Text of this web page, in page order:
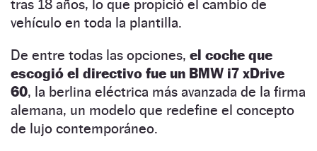
tras 18 años, lo que propició el cambio de
vehículo en toda la plantilla.
De entre todas las opciones, el coche que
escogió el directivo fue un BMW i7 xDrive
60, la berlina eléctrica más avanzada de la firma
alemana, un modelo que redefine el concepto
de lujo contemporáneo.